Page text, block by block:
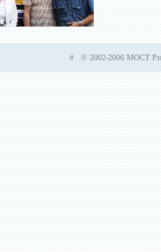
# © 2002-2006 MOCT